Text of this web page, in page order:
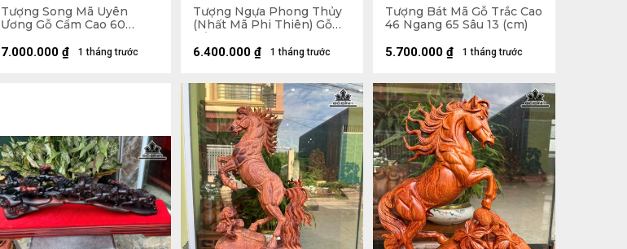
Tượng Song Mã Uyên
Ương Gỗ Cẩm Cao 60
1 tháng trước
7.000.000 ₫
Tượng Ngựa Phong Thủy
(Nhất Mã Phi Thiên) Gỗ
Cẩm Cao 73 Ngang 48 Sâu
20 (cm)
1 tháng trước
6.400.000 ₫
Tượng Bát Mã Gỗ Trắc Cao
46 Ngang 65 Sâu 13 (cm)
1 tháng trước
5.700.000 ₫